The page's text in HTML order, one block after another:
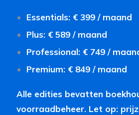
Essentials: € 399 / maand
Plus: € 589 / maand
Professional: € 749 /
Premium: € 849 / maand
Alle edities bevatten
voorraadbeheer. Let op: